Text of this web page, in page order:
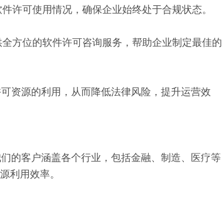
许可使用情况，确保企业始终处于合规状态。
方位的软件许可咨询服务，帮助企业制定最佳的
资源的利用，从而降低法律风险，提升运营效
的客户涵盖各个行业，包括金融、制造、医疗等
利用效率。